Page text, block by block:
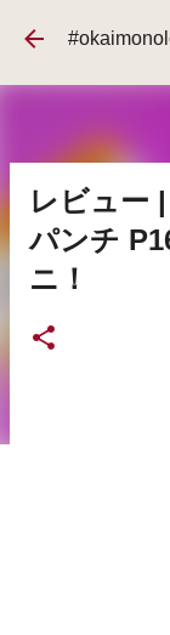
スキッ
レビュー
パンチ
ニ！